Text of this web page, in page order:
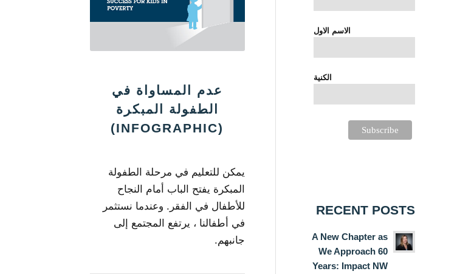
عدم المساواة في
الطفولة المبكرة
(INFOGRAPHIC)
يمكن للتعليم في مرحلة الطفولة
المبكرة يفتح الباب أمام النجاح
للأطفال في الفقر. وعندما نستثمر
في أطفالنا ، يرتفع المجتمع إلى
جانبهم.
الاسم الاول
الكنية
RECENT POSTS
A New Chapter as
We Approach 60
Years: Impact NW